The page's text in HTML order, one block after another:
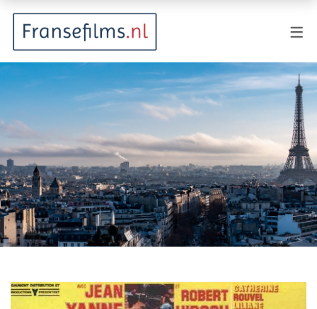
Animatie
Documentaire
Drama
Fantasy
Horror
Kostuumdrama